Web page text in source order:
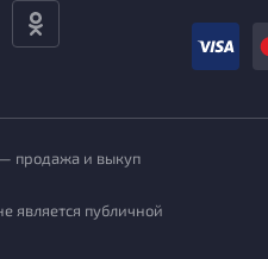
продажа и выкуп
является публичной